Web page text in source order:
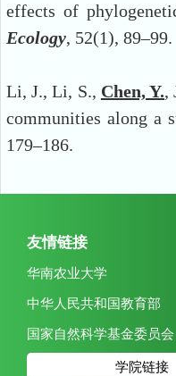
effects of
Ecology, 52(1), 89–99.
Li, J., Li, S., Chen, Y.,
communities along a
179–186.
友情链接
华南农业大学
中华人民共和国教育部
国家自然科学基金委员会
学院链接